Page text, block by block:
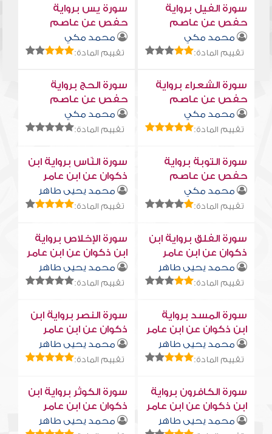
سورة الفيل برواية
حفص عن عاصم
محمد مكي
تقييم المادة:
سورة يس برواية
حفص عن عاصم
محمد مكي
تقييم المادة:
سورة الشعراء برواية
حفص عن عاصم
محمد مكي
تقييم المادة:
سورة الحج برواية
حفص عن عاصم
محمد مكي
تقييم المادة:
سورة التوبة برواية
حفص عن عاصم
محمد مكي
تقييم المادة:
سورة النّاس برواية ابن
ذكوان عن ابن عامر
محمد يحيى طاهر
تقييم المادة:
سورة الفلق برواية ابن
ذكوان عن ابن عامر
محمد يحيى طاهر
تقييم المادة:
سورة الإخلاص برواية
ابن ذكوان عن ابن عامر
محمد يحيى طاهر
تقييم المادة:
سورة المسد برواية
ابن ذكوان عن ابن عامر
محمد يحيى طاهر
تقييم المادة:
سورة النصر برواية ابن
ذكوان عن ابن عامر
محمد يحيى طاهر
تقييم المادة:
سورة الكافرون برواية
ابن ذكوان عن ابن عامر
محمد يحيى طاهر
سورة الكوثر برواية ابن
ذكوان عن ابن عامر
محمد يحيى طاهر